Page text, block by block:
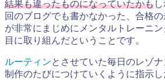
結果も違ったものになっていたかも
回のブログでも書かなかった、合格
が非常にまじめにメンタルトレーニ
目に取り組んだということです。
ルーティンとさせていた毎日のレゾナ
制作のたびにつけていくように指示し